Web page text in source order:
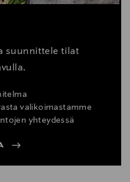
suunnittele tilat
valikoimastamme
yhteydessä